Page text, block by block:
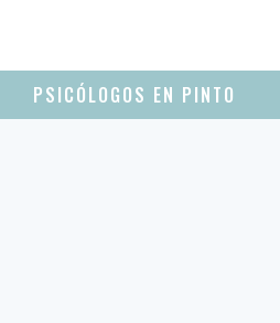
PSICÓLOGOS EN PINTO